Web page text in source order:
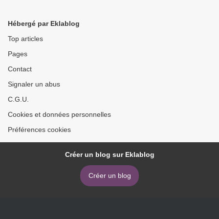
Hébergé par Eklablog
Top articles
Pages
Contact
Signaler un abus
C.G.U.
Cookies et données personnelles
Préférences cookies
Créer un blog sur Eklablog
Créer un blog